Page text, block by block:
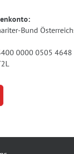
Bund
0000 0505 4648